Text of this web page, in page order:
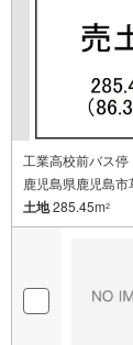
工業高校前バス
鹿児島県鹿児島市
土地285.45m2